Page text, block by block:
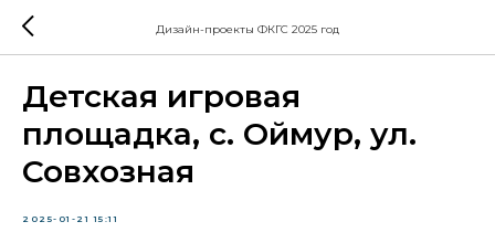
Дизайн-проекты ФКГС 2025 год
Детская игровая
площадка, с. Оймур, ул.
Совхозная
2025-01-21 15:11